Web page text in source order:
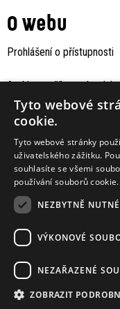
O webu
Prohlášení o přístupnosti
Archiv staršího webu
Podporují nás
Tyto webové
cookie.
Tyto webové stránky
uživatelského zážitku.
souhlasíte se všemi
používání souborů cookie.
NEZBYTNĚ
VÝKONOVÉ
NEZAŘAZENÉ
ZOBRAZIT